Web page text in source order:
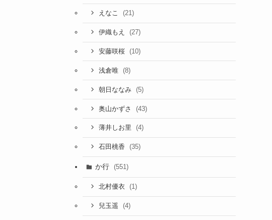
えなこ (21)
伊織もえ (27)
安藤咲桜 (10)
浅倉唯 (8)
朝日ななみ (5)
奥山かずさ (43)
薄井しお里 (4)
石田桃香 (35)
か行 (551)
北村優衣 (1)
兒玉遥 (4)